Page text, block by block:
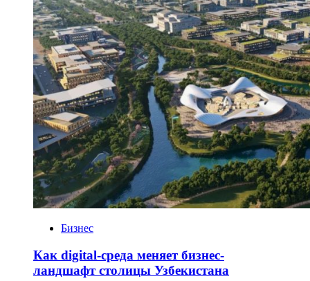
Бизнес
Как digital-среда меняет бизнес-
ландшафт столицы Узбекистана